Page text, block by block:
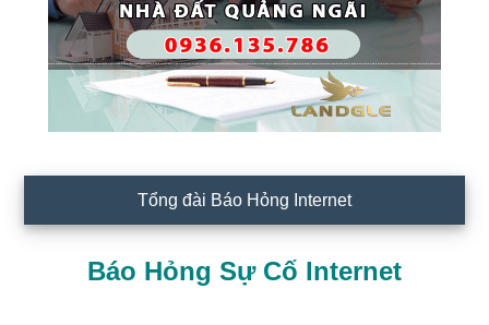
Tổng đài Báo Hỏng Internet
Báo Hỏng Sự Cố Internet